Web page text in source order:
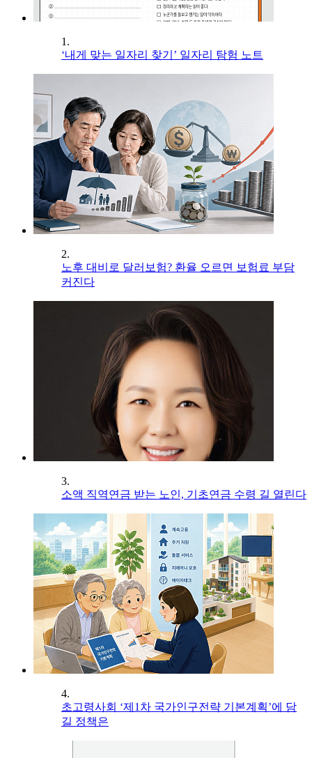
1.
‘내게 맞는 일자리 찾기’ 일자리 탐험 노트
2.
노후 대비로 달러보험? 환율 오르면 보험료 부담
커진다
3.
소액 직역연금 받는 노인, 기초연금 수령 길 열린다
4.
초고령사회 ‘제1차 국가인구전략 기본계획’에 담
길 정책은